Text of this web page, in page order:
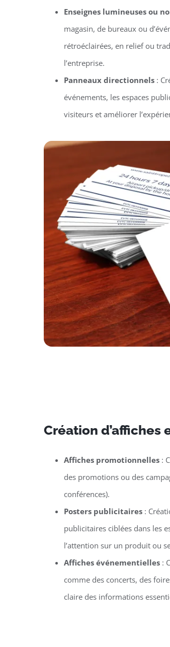
Enseignes lumineuses ou
magasin, de bureaux ou
rétroéclairées, en relief ou
l’entreprise.
Panneaux directionnels:
événements, les espaces
visiteurs et améliorer
Création d’affiches
Affiches promotionnelles:
des promotions ou des
conférences).
Posters publicitaires:
publicitaires ciblées dans les
l’attention sur un produit ou
Affiches événementielles:
comme des concerts, des
claire des informations